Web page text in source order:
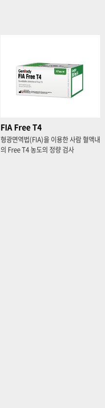
FIA Free T4
형광면역법(FIA)을 이용한 사람 혈액내
의 Free T4 농도의 정량 검사